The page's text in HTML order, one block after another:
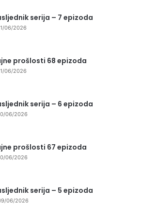
serija – 7 epizoda
06/2026
prošlosti 68 epizoda
06/2026
serija – 6 epizoda
06/2026
prošlosti 67 epizoda
06/2026
serija – 5 epizoda
06/2026